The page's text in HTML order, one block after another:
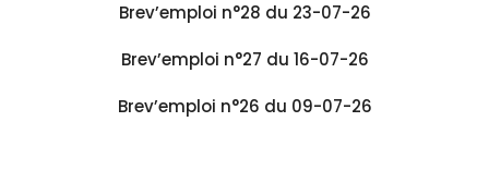
Brev’emploi n°28 du 23-07-26
Brev’emploi n°27 du 16-07-26
Brev’emploi n°26 du 09-07-26